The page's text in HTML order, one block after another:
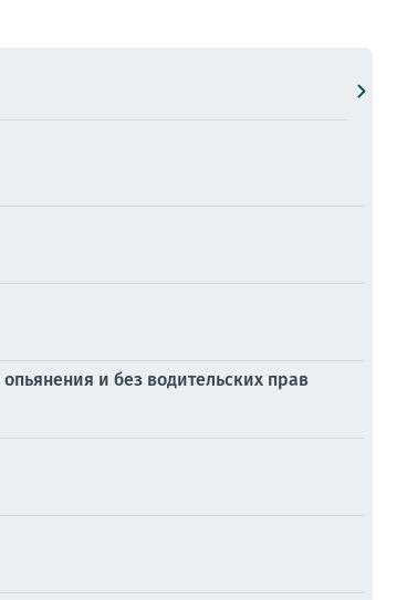
и без водительских прав